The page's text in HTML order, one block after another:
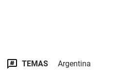
TEMAS Argentina